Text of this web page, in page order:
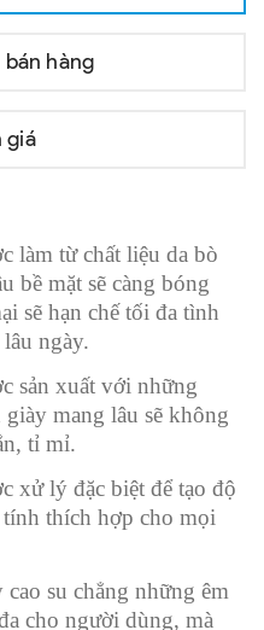
hàng
giá
làm từ chất liệu da bò
bề mặt sẽ càng bóng
sẽ hạn chế tối đa tình
ngày.
sản xuất với những
mang lâu sẽ không
tỉ mỉ.
xử lý đặc biệt để tạo độ
thích hợp cho mọi
su chẳng những êm
cho người dùng, mà